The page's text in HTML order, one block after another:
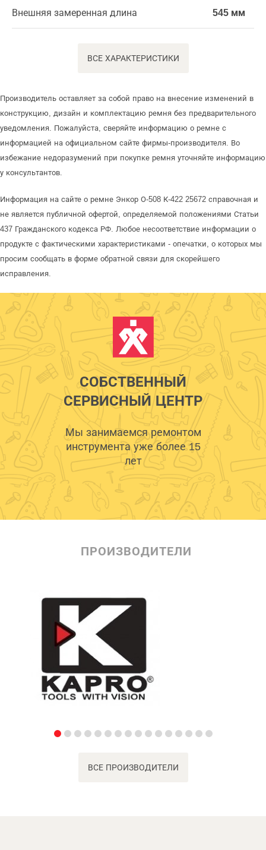
Внешняя замеренная длина 545 мм
ВСЕ ХАРАКТЕРИСТИКИ
Производитель оставляет за собой право на внесение изменений в
конструкцию, дизайн и комплектацию ремня без предварительного
уведомления. Пожалуйста, сверяйте информацию о ремне с
информацией на официальном сайте фирмы-производителя. Во
избежание недоразумений при покупке ремня уточняйте информацию
у консультантов.
Информация на сайте о ремне Энкор О-508 К-422 25672 справочная и
не является публичной офертой, определяемой положениями Статьи
437 Гражданского кодекса РФ. Любое несоответствие информации о
продукте с фактическими характеристиками - опечатки, о которых мы
просим сообщать в форме обратной связи для скорейшего
исправления.
СОБСТВЕННЫЙ
СЕРВИСНЫЙ ЦЕНТР
Мы занимаемся ремонтом
инструмента уже более 15
лет
ПРОИЗВОДИТЕЛИ
ВСЕ ПРОИЗВОДИТЕЛИ